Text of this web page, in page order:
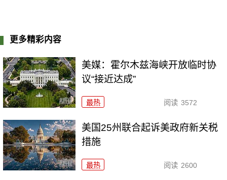
更多精彩内容
美媒：霍尔木兹海峡开放临时协
议“接近达成”
最热 阅读 3572
美国25州联合起诉美政府新关税
措施
最热 阅读 2600